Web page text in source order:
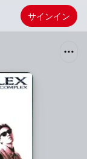
サインイン